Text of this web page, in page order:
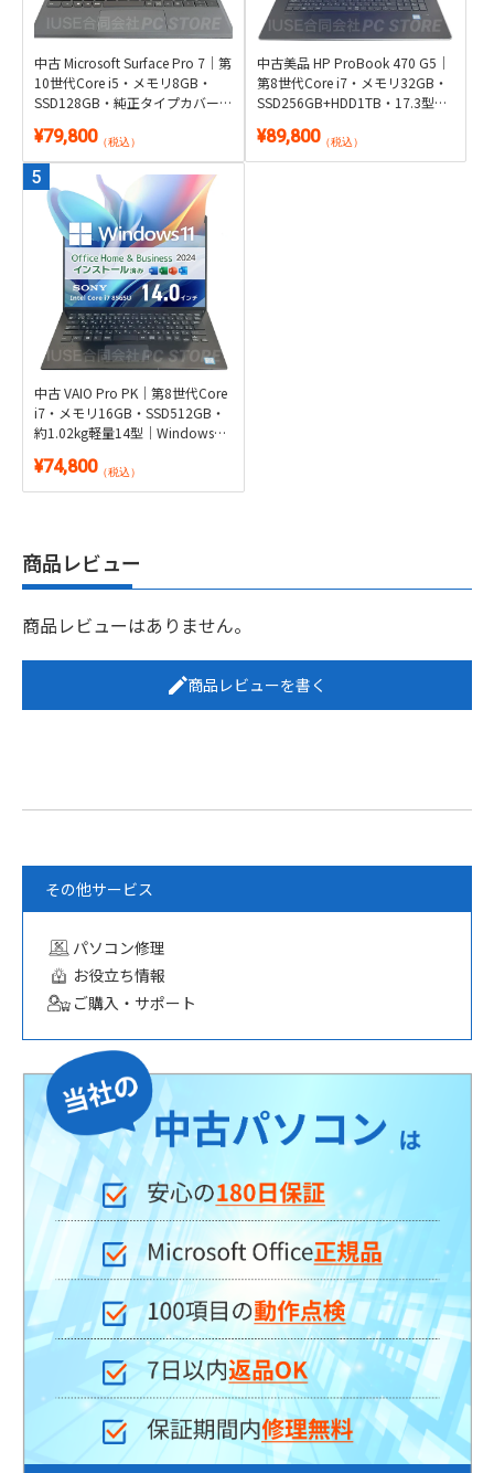
その他サービス
パソコン修理
お役立ち情報
ご購入・サポート
中古 Microsoft Surface Pro 7｜第
10世代Core i5・メモリ8GB・
SSD128GB・純正タイプカバー
Microsoft Office 2024付き・タブ
レット
¥79,800（税込）
中古美品 HP ProBook 470 G5｜
第8世代Core i7・メモリ32GB・
SSD256GB+HDD1TB・17.3型
Microsoft Office 2024付き
¥89,800（税込）
中古 VAIO Pro PK｜第8世代Core
i7・メモリ16GB・SSD512GB・
約1.02kg軽量14型｜Windows
¥74,800（税込）
商品レビュー
商品レビューはありません。
商品レビューを書く